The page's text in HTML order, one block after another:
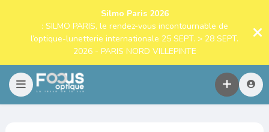
Silmo Paris 2026
: SILMO PARIS, le rendez-vous incontournable de
l’optique-lunetterie internationale 25 SEPT. > 28 SEPT.
2026 - PARIS NORD VILLEPINTE